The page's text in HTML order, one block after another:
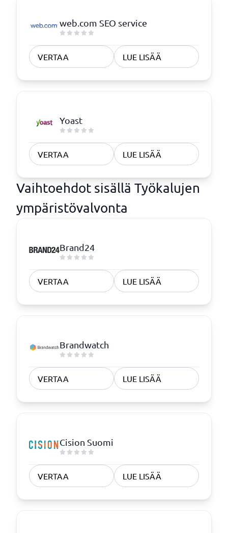
web.com SEO service
VERTAA LUE LISÄÄ
Yoast
VERTAA LUE LISÄÄ
Vaihtoehdot sisällä Työkalujen
ympäristövalvonta
Brand24
VERTAA LUE LISÄÄ
Brandwatch
VERTAA LUE LISÄÄ
Cision Suomi
VERTAA LUE LISÄÄ